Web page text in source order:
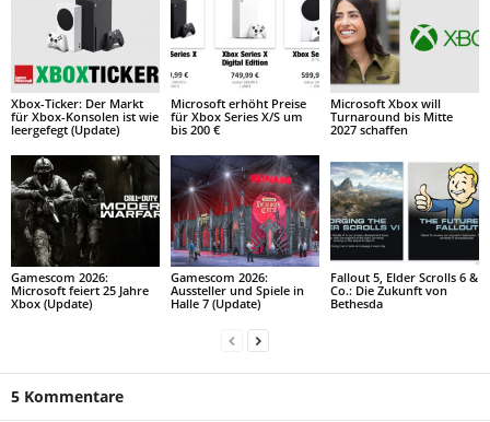
Xbox-Ticker: Der Markt
für Xbox-Konsolen ist wie
leergefegt (Update)
Microsoft erhöht Preise
für Xbox Series X/S um
bis 200 €
Microsoft Xbox will
Turnaround bis Mitte
2027 schaffen
Gamescom 2026:
Microsoft feiert 25 Jahre
Xbox (Update)
Gamescom 2026:
Aussteller und Spiele in
Halle 7 (Update)
Fallout 5, Elder Scrolls 6 &
Co.: Die Zukunft von
Bethesda
5 Kommentare